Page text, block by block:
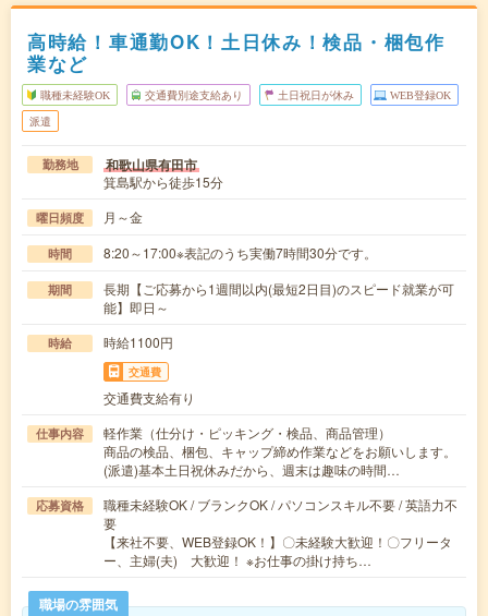
高時給！車通勤OK！土日休み！検品・梱包作
業など
職種未経験OK 交通費別途支給あり 土日祝日が休み WEB登録OK
派遣
勤務地 和歌山県有田市
箕島駅から徒歩15分
曜日頻度 月～金
時間 8:20～17:00※表記のうち実働7時間30分です。
期間
長期【ご応募から1週間以内(最短2日目)のスピード就業が可
能】即日～
時給 時給1100円
交通費
交通費支給有り
仕事内容
軽作業（仕分け・ピッキング・検品、商品管理）
商品の検品、梱包、キャップ締め作業などをお願いします。
(派遣)基本土日祝休みだから、週末は趣味の時間…
応募資格
職種未経験OK / ブランクOK / パソコンスキル不要 / 英語力不
要
【来社不要、WEB登録OK！】〇未経験大歓迎！〇フリータ
ー、主婦(夫) 大歓迎！ ※お仕事の掛け持ち…
職場の雰囲気